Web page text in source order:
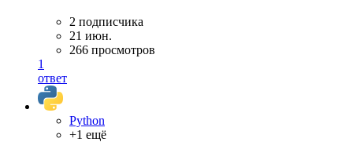
2 подписчика
21 июн.
266 просмотров
1
ответ
Python
+1 ещё